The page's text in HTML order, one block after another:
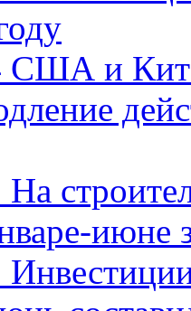
США и
На
июне